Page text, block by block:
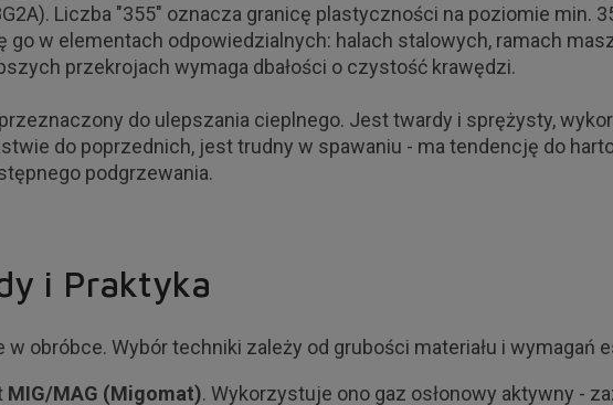
Liczba "355" oznacza granicę plastyczności na poziomie min.
w elementach odpowiedzialnych: halach stalowych, ramach
przekrojach wymaga dbałości o czystość krawędzi.
do ulepszania cieplnego. Jest twardy i sprężysty,
do poprzednich, jest trudny w spawaniu - ma tendencję do
podgrzewania.
i Praktyka
obróbce. Wybór techniki zależy od grubości materiału i wymagań
MIG/MAG (Migomat). Wykorzystuje ono gaz osłonowy aktywny -